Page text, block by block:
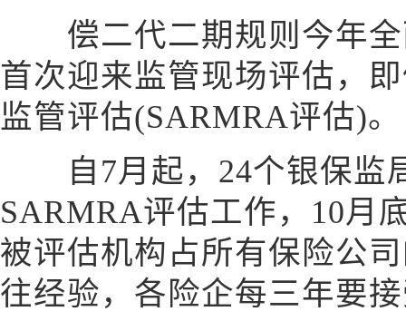
偿二代二期规则今年全
首次迎来监管现场评估，
监管评估(SARMRA评估)。
自7月起，24个银保监
SARMRA评估工作，10月
被评估机构占所有保险公
往经验，各险企每三年要